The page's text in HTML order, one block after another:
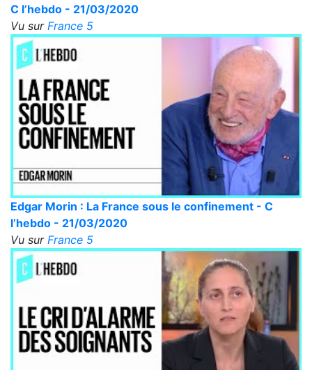
C l’hebdo - 21/03/2020
Vu sur France 5
Edgar Morin : La France sous le confinement - C
l’hebdo - 21/03/2020
Vu sur France 5